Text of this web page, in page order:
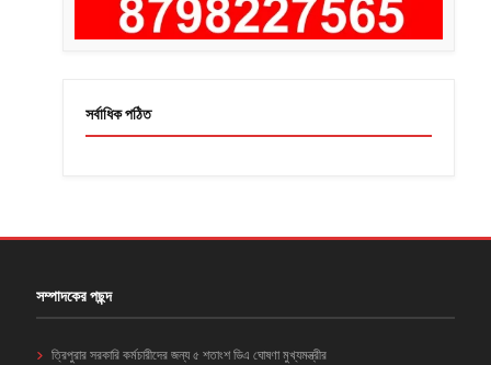
সর্বাধিক পঠিত
সম্পাদকের পছন্দ
ত্রিপুরার সরকারি কর্মচারীদের জন্য ৫ শতাংশ ডিএ ঘোষণা মুখ্যমন্ত্রীর